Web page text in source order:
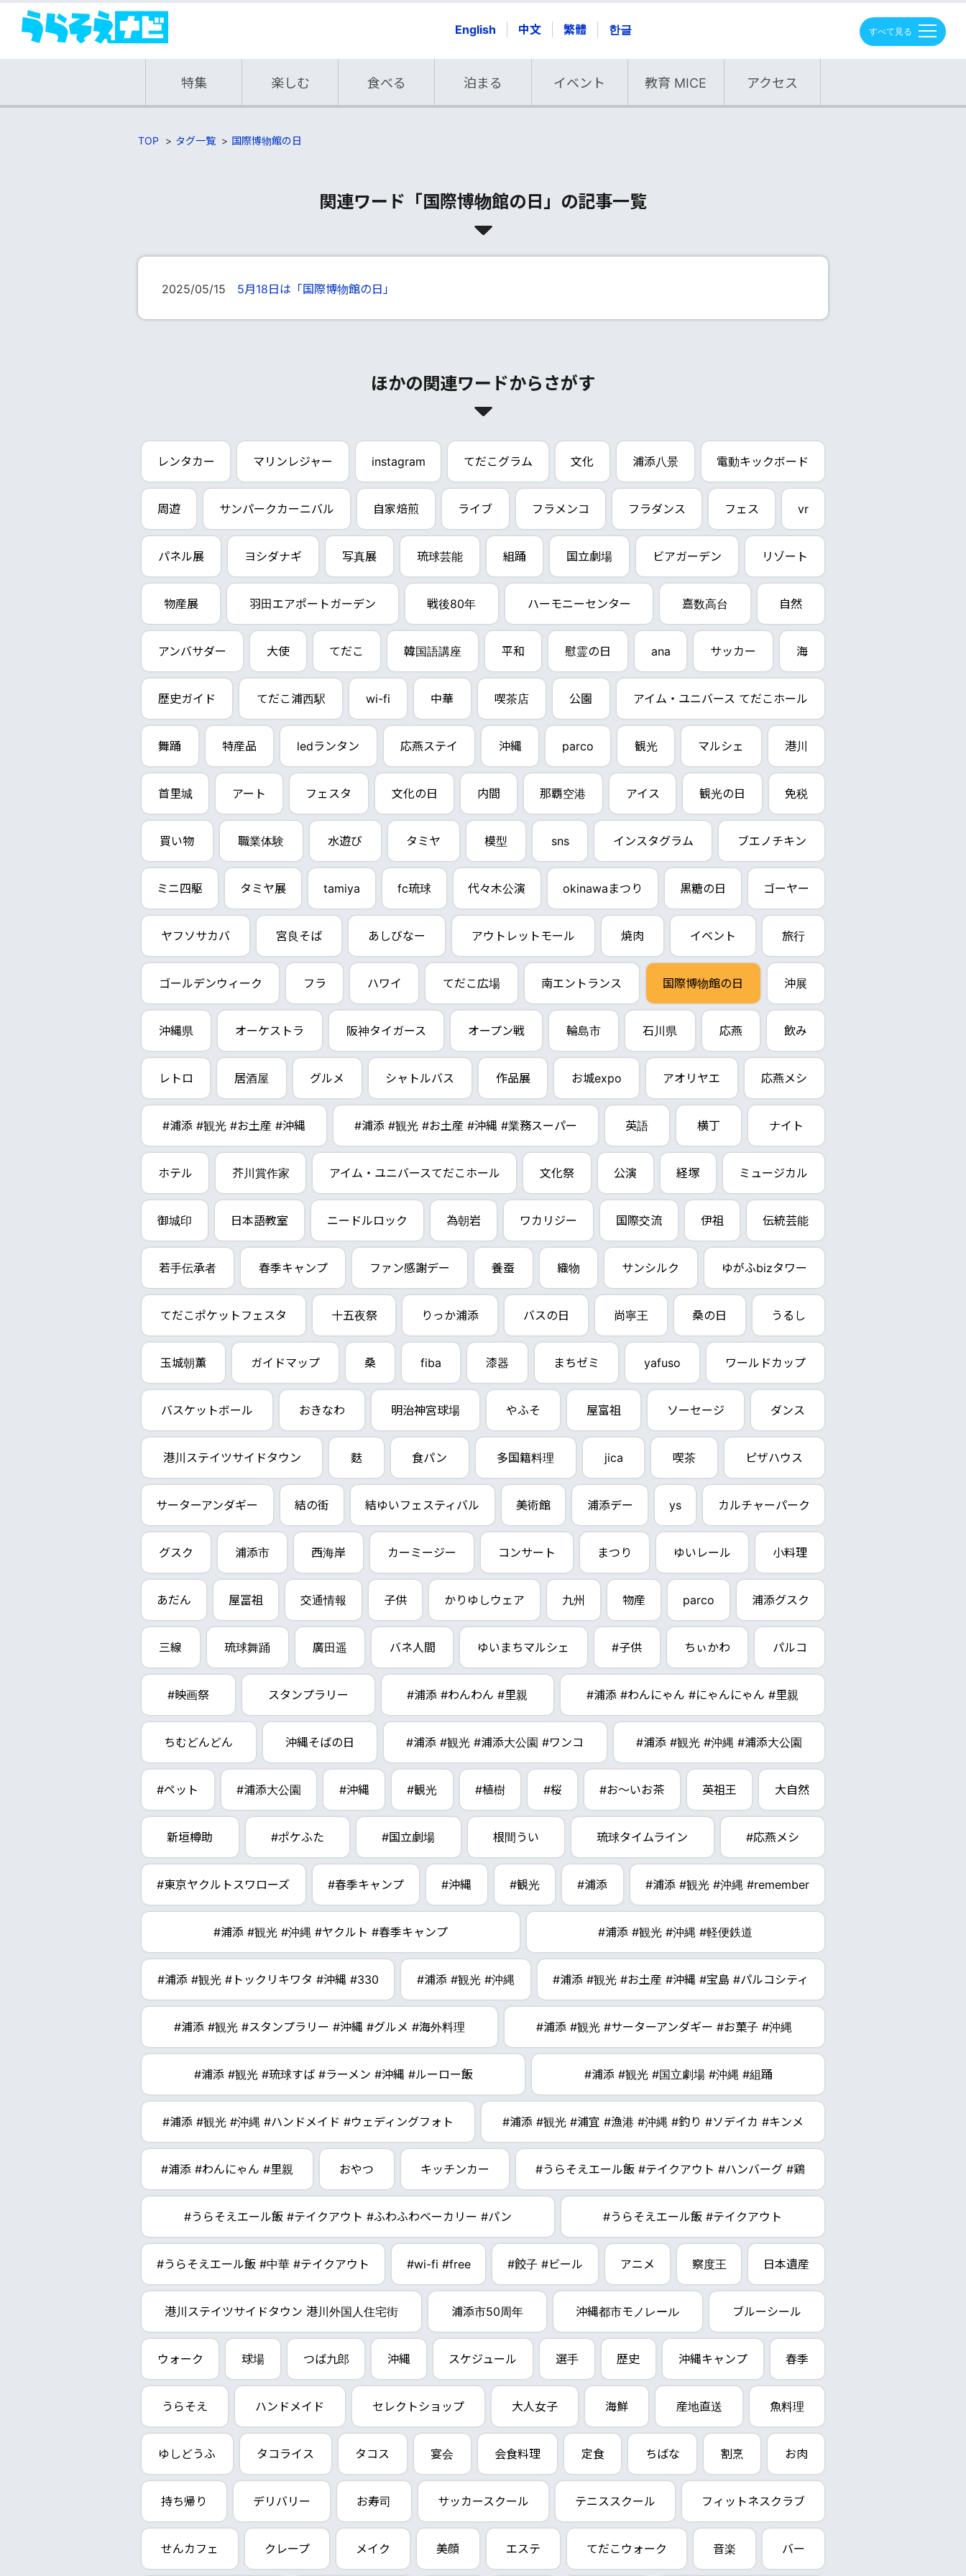
English 中文 繁體 한글
特集 楽しむ 食べる 泊まる イベント 教育 MICE アクセス
E
N
TOP タグ一覧 国際博物館の日
関連ワード「国際博物館の日」の記事一覧
2025/05/15 5月18日は「国際博物館の日」
ほかの関連ワードからさがす
レンタカー マリンレジャー instagram てだこグラム 文化 浦添八景 電動キックボード
周遊 サンパークカーニバル 自家焙煎 ライブ フラメンコ フラダンス フェス vr
パネル展 ヨシダナギ 写真展 琉球芸能 組踊 国立劇場 ビアガーデン リゾート
物産展 羽田エアポートガーデン 戦後80年 ハーモニーセンター 嘉数高台 自然
アンバサダー 大使 てだこ 韓国語講座 平和 慰霊の日 ana サッカー 海
歴史ガイド てだこ浦西駅 wi-fi 中華 喫茶店 公園 アイム・ユニバース てだこホール
舞踊 特産品 ledランタン 応燕ステイ 沖縄 parco 観光 マルシェ 港川
首里城 アート フェスタ 文化の日 内間 那覇空港 アイス 観光の日 免税
買い物 職業体験 水遊び タミヤ 模型 sns インスタグラム ブエノチキン
ミニ四駆 タミヤ展 tamiya fc琉球 代々木公演 okinawaまつり 黒糖の日 ゴーヤー
ヤフソサカバ 宮良そば あしびなー アウトレットモール 焼肉 イベント 旅行
ゴールデンウィーク フラ ハワイ てだこ広場 南エントランス 国際博物館の日 沖展
沖縄県 オーケストラ 阪神タイガース オープン戦 輪島市 石川県 応燕 飲み
レトロ 居酒屋 グルメ シャトルバス 作品展 お城expo アオリヤエ 応燕メシ
#浦添 #観光 #お土産 #沖縄 #浦添 #観光 #お土産 #沖縄 #業務スーパー 英語 横丁 ナイト
ホテル 芥川賞作家 アイム・ユニバースてだこホール 文化祭 公演 経塚 ミュージカル
御城印 日本語教室 ニードルロック 為朝岩 ワカリジー 国際交流 伊祖 伝統芸能
若手伝承者 春季キャンプ ファン感謝デー 養蚕 織物 サンシルク ゆがふbizタワー
てだこポケットフェスタ 十五夜祭 りっか浦添 バスの日 尚寧王 桑の日 うるし
玉城朝薫 ガイドマップ 桑 fiba 漆器 まちゼミ yafuso ワールドカップ
バスケットボール おきなわ 明治神宮球場 やふそ 屋富祖 ソーセージ ダンス
港川ステイツサイドタウン 麩 食パン 多国籍料理 jica 喫茶 ピザハウス
サーターアンダギー 結の街 結ゆいフェスティバル 美術館 浦添デー ys カルチャーパーク
グスク 浦添市 西海岸 カーミージー コンサート まつり ゆいレール 小料理
あだん 屋冨祖 交通情報 子供 かりゆしウェア 九州 物産 parco 浦添グスク
三線 琉球舞踊 廣田遥 バネ人間 ゆいまちマルシェ #子供 ちぃかわ パルコ
#映画祭 スタンプラリー #浦添 #わんわん #里親 #浦添 #わんにゃん #にゃんにゃん #里親
ちむどんどん 沖縄そばの日 #浦添 #観光 #浦添大公園 #ワンコ #浦添 #観光 #沖縄 #浦添大公園
#ペット #浦添大公園 #沖縄 #観光 #植樹 #桜 #お～いお茶 英祖王 大自然
新垣樽助 #ポケふた #国立劇場 根間うい 琉球タイムライン #応燕メシ
#東京ヤクルトスワローズ #春季キャンプ #沖縄 #観光 #浦添 #浦添 #観光 #沖縄 #remember
#浦添 #観光 #沖縄 #ヤクルト #春季キャンプ #浦添 #観光 #沖縄 #軽便鉄道
#浦添 #観光 #トックリキワタ #沖縄 #330 #浦添 #観光 #沖縄 #浦添 #観光 #お土産 #沖縄 #宝島 #パルコシティ
#浦添 #観光 #スタンプラリー #沖縄 #グルメ #海外料理 #浦添 #観光 #サーターアンダギー #お菓子 #沖縄
#浦添 #観光 #琉球すば #ラーメン #沖縄 #ルーロー飯 #浦添 #観光 #国立劇場 #沖縄 #組踊
#浦添 #観光 #沖縄 #ハンドメイド #ウェディングフォト #浦添 #観光 #浦宜 #漁港 #沖縄 #釣り #ソデイカ #キンメ
#浦添 #わんにゃん #里親 おやつ キッチンカー #うらそえエール飯 #テイクアウト #ハンバーグ #鶏
#うらそえエール飯 #テイクアウト #ふわふわベーカリー #パン #うらそえエール飯 #テイクアウト
#うらそえエール飯 #中華 #テイクアウト #wi-fi #free #餃子 #ビール アニメ 察度王 日本遺産
港川ステイツサイドタウン 港川外国人住宅街 浦添市50周年 沖縄都市モノレール ブルーシール
ウォーク 球場 つば九郎 沖縄 スケジュール 選手 歴史 沖縄キャンプ 春季
うらそえ ハンドメイド セレクトショップ 大人女子 海鮮 産地直送 魚料理
ゆしどうふ タコライス タコス 宴会 会食料理 定食 ちばな 割烹 お肉
持ち帰り デリバリー お寿司 サッカースクール テニススクール フィットネスクラブ
せんカフェ クレープ メイク 美顔 エステ てだこウォーク 音楽 バー